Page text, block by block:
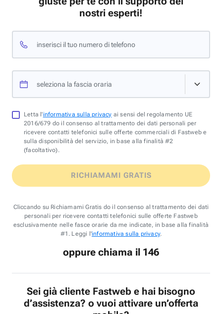
nostri esperti!
inserisci il tuo numero di telefono
seleziona la fascia oraria
Letta l'informativa sulla privacy ai sensi del regolamento UE
2016/679 do il consenso al trattamento dei dati personali per
ricevere contatti telefonici sulle offerte commerciali di Fastweb e
sulla disponibilità del servizio, in base alla finalità #2
(facoltativo).
RICHIAMAMI GRATIS
Cliccando su Richiamami Gratis do il consenso al trattamento dei dati
personali per ricevere contatti telefonici sulle offerte Fastweb
esclusivamente nelle fasce orarie da me indicate, in base alla finalità
#1. Leggi l'informativa sulla privacy.
oppure chiama il 146
Sei già cliente Fastweb e hai bisogno
d’assistenza? o vuoi attivare un’offerta